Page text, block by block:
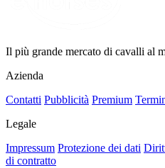
Il più grande mercato di cavalli al
Azienda
Contatti Pubblicità Premium
Legale
Impressum Protezione dei dati
di contratto